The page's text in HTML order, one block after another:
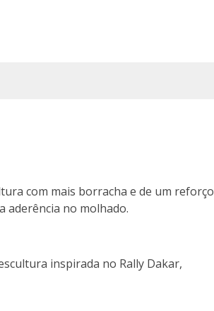
com mais borracha e de um reforço
aderência no molhado.
inspirada no Rally Dakar,